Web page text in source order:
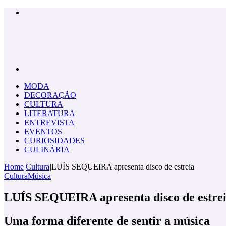
MODA
DECORAÇÃO
CULTURA
LITERATURA
ENTREVISTA
EVENTOS
CURIOSIDADES
CULINÁRIA
Home|Cultura|LUÍS SEQUEIRA apresenta disco de estreia
CulturaMúsica
LUÍS SEQUEIRA apresenta disco de
Uma forma diferente de sentir a música